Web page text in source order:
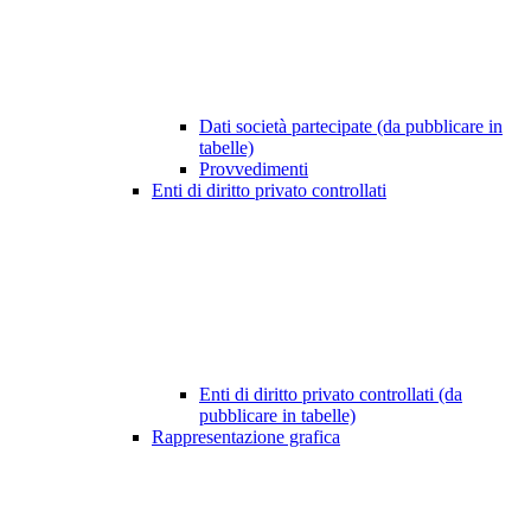
Dati società partecipate (da pubblicare in
tabelle)
Provvedimenti
Enti di diritto privato controllati
Enti di diritto privato controllati (da
pubblicare in tabelle)
Rappresentazione grafica